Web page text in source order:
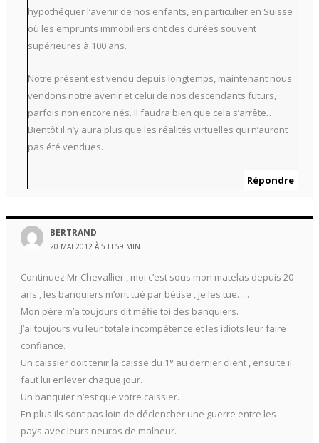
hypothéquer l’avenir de nos enfants, en particulier en Suisse
où les emprunts immobiliers ont des durées souvent
supérieures à 100 ans.
Notre présent est vendu depuis longtemps, maintenant nous
vendons notre avenir et celui de nos descendants futurs,
parfois non encore nés. Il faudra bien que cela s’arrête…
Bientôt il n’y aura plus que les réalités virtuelles qui n’auront
pas été vendues.
Répondre
BERTRAND
20 MAI 2012 À 5 H 59 MIN
Continuez Mr Chevallier , moi c’est sous mon matelas depuis 20
ans , les banquiers m’ont tué par bêtise , je les tue…..
Mon père m’a toujours dit méfie toi des banquiers.
J’ai toujours vu leur totale incompétence et les idiots leur faire
confiance.
Un caissier doit tenir la caisse du 1° au dernier client , ensuite il
faut lui enlever chaque jour.
Un banquier n’est que votre caissier.
En plus ils sont pas loin de déclencher une guerre entre les
pays avec leurs neuros de malheur.